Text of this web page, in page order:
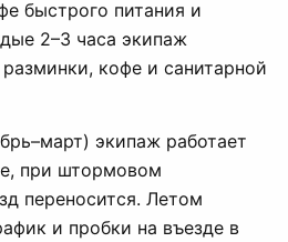
быстрого питания и
2–3 часа экипаж
кофе и санитарной
экипаж работает
при штормовом
переносится. Летом
и пробки на въезде в